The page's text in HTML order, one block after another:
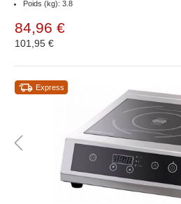
Poids (kg): 3.8
84,96 €
101,95 €
Express